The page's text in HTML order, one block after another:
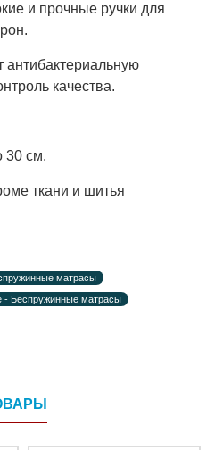
и прочные ручки для
антибактериальную
качества.
30 см.
ткани и шитья
матрасы
- Беспружинные матрасы